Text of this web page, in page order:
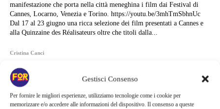
Gestisci Consenso
Per fornire le migliori esperienze, utilizziamo tecnologie come i cookie per
memorizzare e/o accedere alle informazioni del dispositivo. Il consenso a queste
manifestazione che porta nella città meneghina i film dai Festival di
Cannes, Locarno, Venezia e Torino. https://youtu.be/3mhTmSbhnUc
Dal 17 al 23 giugno una ricca selezione dei film presentati a Cannes e
alla Quinzaine des Réalisateurs oltre che titoli dalla...
Cristina Canci